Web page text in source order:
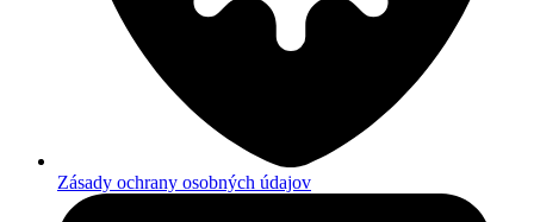
Zásady ochrany osobných údajov